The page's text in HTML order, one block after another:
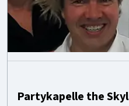
Partykapelle the